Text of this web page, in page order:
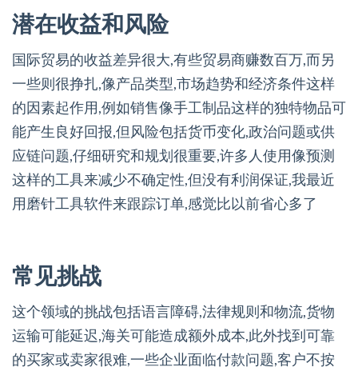
潜在收益和风险
国际贸易的收益差异很大,有些贸易商赚数百万,而另
一些则很挣扎,像产品类型,市场趋势和经济条件这样
的因素起作用,例如销售像手工制品这样的独特物品可
能产生良好回报,但风险包括货币变化,政治问题或供
应链问题,仔细研究和规划很重要,许多人使用像预测
这样的工具来减少不确定性,但没有利润保证,我最近
用磨针工具软件来跟踪订单,感觉比以前省心多了
常见挑战
这个领域的挑战包括语言障碍,法律规则和物流,货物
运输可能延迟,海关可能造成额外成本,此外找到可靠
的买家或卖家很难,一些企业面临付款问题,客户不按